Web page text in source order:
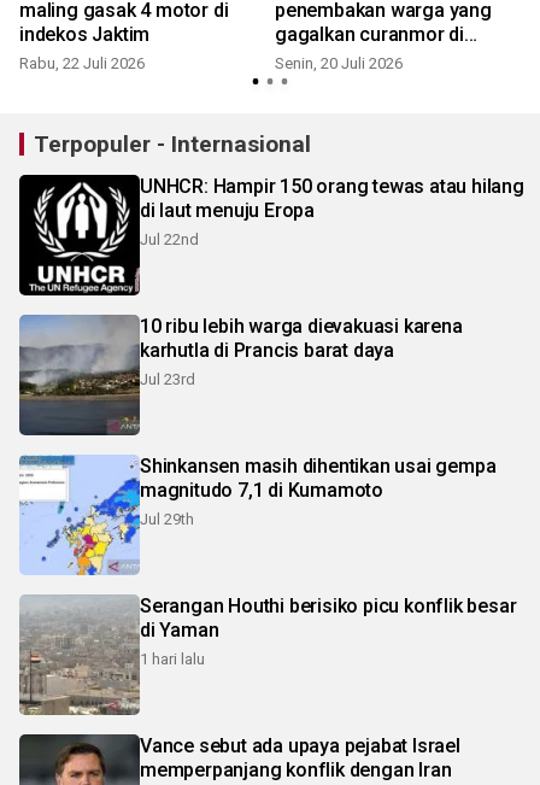
maling gasak 4 motor di
indekos Jaktim
Rabu, 22 Juli 2026
penembakan warga yang
gagalkan curanmor di
Jaktim
Senin, 20 Juli 2026
Terpopuler - Internasional
UNHCR: Hampir 150 orang tewas atau hilang
di laut menuju Eropa
Jul 22nd
10 ribu lebih warga dievakuasi karena
karhutla di Prancis barat daya
Jul 23rd
Shinkansen masih dihentikan usai gempa
magnitudo 7,1 di Kumamoto
Jul 29th
Serangan Houthi berisiko picu konflik besar
di Yaman
1 hari lalu
Vance sebut ada upaya pejabat Israel
memperpanjang konflik dengan Iran